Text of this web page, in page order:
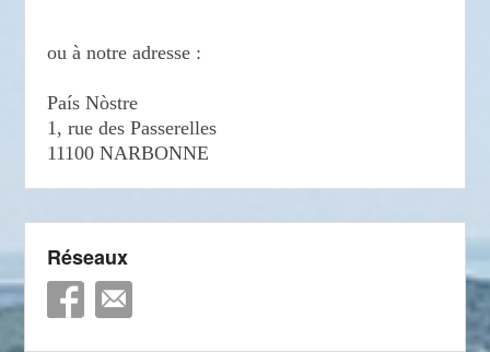
ou à notre adresse :
País Nòstre
1, rue des Passerelles
11100 NARBONNE
Réseaux